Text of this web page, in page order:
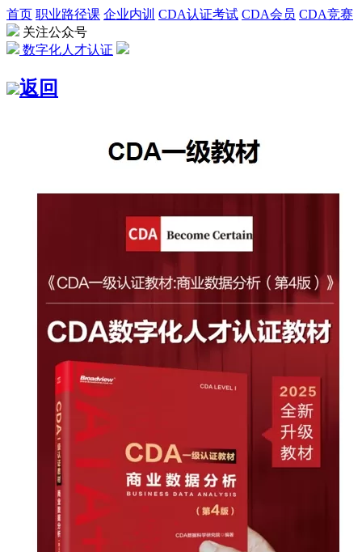
首页 职业路径课 企业内训 CDA认证考试 CDA会员 CDA竞赛
关注公众号
数字化人才认证
返回